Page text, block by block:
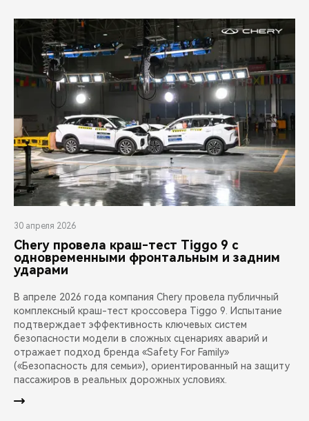
30 апреля 2026
Chery провела краш-тест Tiggo 9 с
одновременными фронтальным и задним
ударами
В апреле 2026 года компания Chery провела публичный
комплексный краш-тест кроссовера Tiggo 9. Испытание
подтверждает эффективность ключевых систем
безопасности модели в сложных сценариях аварий и
отражает подход бренда «Safety For Family»
(«Безопасность для семьи»), ориентированный на защиту
пассажиров в реальных дорожных условиях.